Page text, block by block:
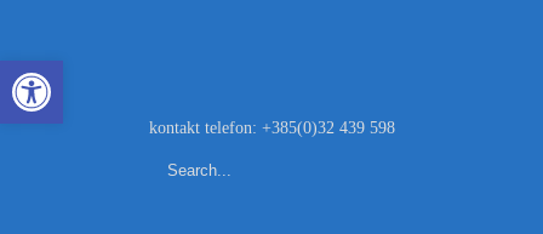
Open toolbar
kontakt telefon: +385(0)32 439 598